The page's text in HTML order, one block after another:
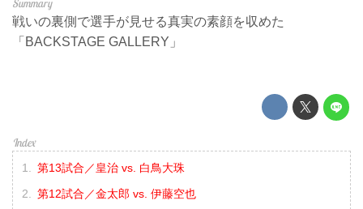
戦いの裏側で選手が見せる真実の素顔を収めた
「BACKSTAGE GALLERY」
第13試合／皇治 vs. 白鳥大珠
第12試合／金太郎 vs. 伊藤空也